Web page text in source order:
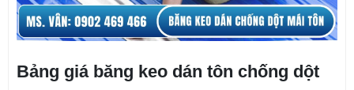
Bảng giá băng keo dán tôn chống dột